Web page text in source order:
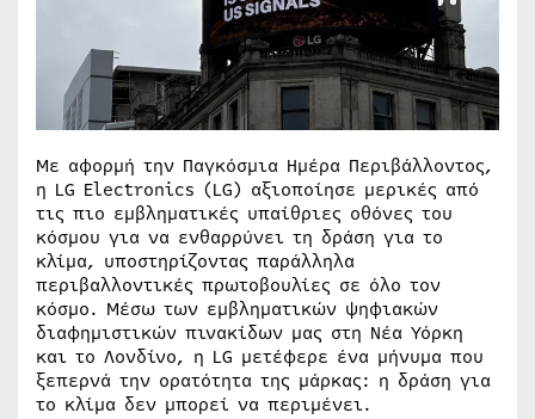
Με αφορμή την Παγκόσμια Ημέρα Περιβάλλοντος,
η LG Electronics (LG) αξιοποίησε μερικές από
τις πιο εμβληματικές υπαίθριες οθόνες του
κόσμου για να ενθαρρύνει τη δράση για το
κλίμα, υποστηρίζοντας παράλληλα
περιβαλλοντικές πρωτοβουλίες σε όλο τον
κόσμο. Μέσω των εμβληματικών ψηφιακών
διαφημιστικών πινακίδων μας στη Νέα Υόρκη
και το Λονδίνο, η LG μετέφερε ένα μήνυμα που
ξεπερνά την ορατότητα της μάρκας: η δράση για
το κλίμα δεν μπορεί να περιμένει.